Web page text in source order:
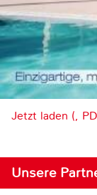
Jetzt laden (,
Unsere